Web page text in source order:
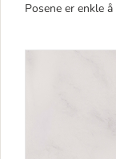
Posene er enkle